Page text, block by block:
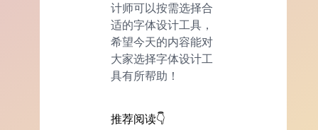
计师可以按需选择合
适的字体设计工具，
希望今天的内容能对
大家选择字体设计工
具有所帮助！
推荐阅读👇